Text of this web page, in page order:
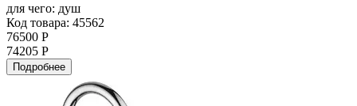
для чего: душ
Код товара: 45562
76500 Р
74205 Р
Подробнее